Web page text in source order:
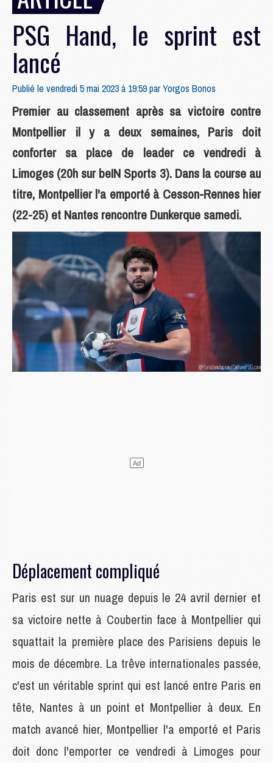
PSG Hand, le sprint est
lancé
Publié le vendredi 5 mai 2023 à 19:59 parYorgos Bonos
Premier au classement après sa victoire contre
Montpellier il y a deux semaines, Paris doit
conforter sa place de leader ce vendredi à
Limoges (20h sur beIN Sports 3). Dans la course au
titre, Montpellier l'a emporté à Cesson-Rennes hier
(22-25) et Nantes rencontre Dunkerque samedi.
Déplacement compliqué
Paris est sur un nuage depuis le 24 avril dernier et
sa victoire nette à Coubertin face à Montpellier qui
squattait la première place des Parisiens depuis le
mois de décembre. La trêve internationales passée,
c'est un véritable sprint qui est lancé entre Paris en
tête, Nantes à un point et Montpellier à deux. En
match avancé hier, Montpellier l'a emporté et Paris
doit donc l'emporter ce vendredi à Limoges pour